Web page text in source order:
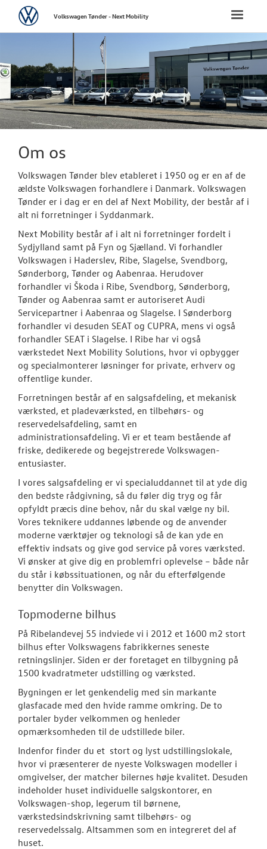
FORSIDE
NYE
NYE VAREBILER
VÆRKSTED
LEJ EN
LEJ EN
CRAFTER
CLASSIC PARTS
TILBEHØR
JOB OG
RESERVEDELE
Personale
Kontakt
Volkswagen
Historien om
Betingelser
Toggle
VolkswagenVolkswagen Tønder - Next Mobility
Om os
Volkswagen Tønder blev etableret i 1950 og er en af de
ældste Volkswagen forhandlere i Danmark. Volkswagen
Tønder er i dag er en del af Next Mobility, der består af i
alt ni forretninger i Syddanmark.
Next Mobility består af i alt ni forretninger fordelt i
Sydjylland samt på Fyn og Sjælland. Vi forhandler
Volkswagen i Haderslev, Ribe, Slagelse, Svendborg,
Sønderborg, Tønder og Aabenraa. Herudover
forhandler vi Škoda i Ribe, Svendborg, Sønderborg,
Tønder og Aabenraa samt er autoriseret Audi
Servicepartner i Aabenraa og Slagelse. I Sønderborg
forhandler vi desuden SEAT og CUPRA, mens vi også
forhandler SEAT i Slagelse. I Ribe har vi også
værkstedet Next Mobility Solutions, hvor vi opbygger
og specialmonterer løsninger for private, erhverv og
offentlige kunder.
Forretningen består af en salgsafdeling, et mekanisk
værksted, et pladeværksted, en tilbehørs- og
reservedelsafdeling, samt en
administrationsafdeling. Vi er et team bestående af
friske, dedikerede og begejstrerede Volkswagen-
entusiaster.
I vores salgsafdeling er vi specialuddannet til at yde dig
den bedste rådgivning, så du føler dig tryg og får
opfyldt præcis dine behov, når du skal vælge ny bil.
Vores teknikere uddannes løbende og de anvender
moderne værktøjer og teknologi så de kan yde en
effektiv indsats og give god service på vores værksted.
Vi ønsker at give dig en problemfri oplevelse – både når
du står i købssituationen, og når du efterfølgende
benytter din Volkswagen.
Topmoderne bilhus
På Ribelandevej 55 indviede vi i 2012 et 1600 m2 stort
bilhus efter Volkswagens fabrikkernes seneste
retningslinjer. Siden er der foretaget en tilbygning på
1500 kvadratmeter udstilling og værksted.
Bygningen er let genkendelig med sin markante
glasfacade med den hvide ramme omkring. De to
portaler byder velkommen og henleder
opmærksomheden til de udstillede biler.
Indenfor finder du et stort og lyst udstillingslokale,
hvor vi præsenterer de nyeste Volkswagen modeller i
omgivelser, der matcher bilernes høje kvalitet. Desuden
indeholder huset individuelle salgskontorer, en
Volkswagen-shop, legerum til børnene,
værkstedsindskrivning samt tilbehørs- og
reservedelssalg. Altsammen som en integreret del af
huset.